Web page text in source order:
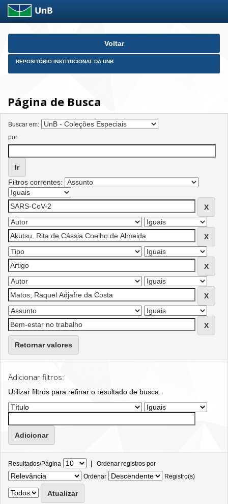
Skip
Voltar
REPOSITÓRIO INSTITUCIONAL DA UNB
Página de Busca
Buscar em:
por
Filtros correntes:
Retornar valores
Adicionar filtros:
Utilizar filtros para refinar o resultado de busca.
Resultados/Página | Ordenar registros por
Ordenar
Registro(s)